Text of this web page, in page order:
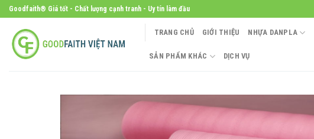
Skip
to
content
Goodfaith® Giá tốt - Chất lượng cạnh tranh - Uy tín làm đầu
TRANG CHỦ GIỚI THIỆU NHỰA DANPLA
SẢN PHẨM KHÁC DỊCH VỤ